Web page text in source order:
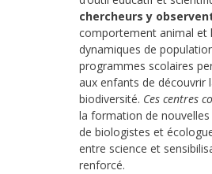
chercheurs y
comportement animal et
dynamiques de
programmes scolaires
aux enfants de découvrir
biodiversité. Ces centres
la formation de
de biologistes et
entre science et
renforcé.